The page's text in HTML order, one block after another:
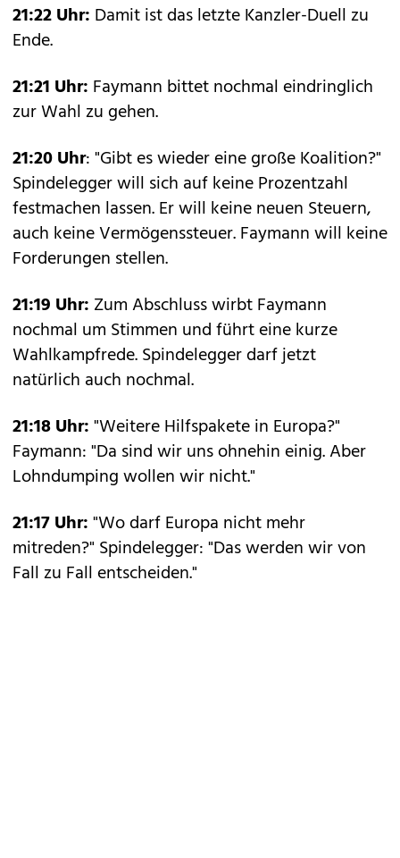
21:22 Uhr: Damit ist das letzte Kanzler-Duell zu
Ende.
21:21 Uhr: Faymann bittet nochmal eindringlich
zur Wahl zu gehen.
21:20 Uhr: "Gibt es wieder eine große Koalition?"
Spindelegger will sich auf keine Prozentzahl
festmachen lassen. Er will keine neuen Steuern,
auch keine Vermögenssteuer. Faymann will keine
Forderungen stellen.
21:19 Uhr: Zum Abschluss wirbt Faymann
nochmal um Stimmen und führt eine kurze
Wahlkampfrede. Spindelegger darf jetzt
natürlich auch nochmal.
21:18 Uhr:"Weitere Hilfspakete in Europa?"
Faymann: "Da sind wir uns ohnehin einig. Aber
Lohndumping wollen wir nicht."
21:17 Uhr:"Wo darf Europa nicht mehr
mitreden?" Spindelegger: "Das werden wir von
Fall zu Fall entscheiden."